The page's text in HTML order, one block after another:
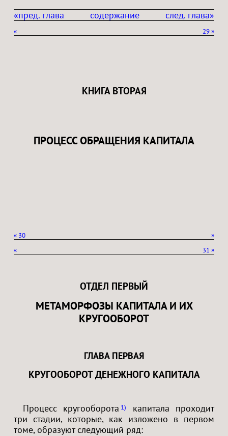
«пред. глава след. глава»
содержание
« »
29
КНИГА ВТОРАЯ
ПРОЦЕСС ОБРАЩЕНИЯ КАПИТАЛА
« »
30
«
»
31
ОТДЕЛ ПЕРВЫЙ
МЕТАМОРФОЗЫ КАПИТАЛА И ИХ
КРУГООБОРОТ
ГЛАВА ПЕРВАЯ
КРУГООБОРОТ ДЕНЕЖНОГО КАПИТАЛА
Процесс кругооборота 1
капитала проходит
три стадии, которые, как изложено в первом
томе, образуют следующий ряд: